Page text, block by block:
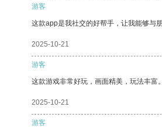
游客
这款app是我社交的好帮手，让我能够与
2025-10-21
游客
这款游戏非常好玩，画面精美，玩法丰
2025-10-21
游客